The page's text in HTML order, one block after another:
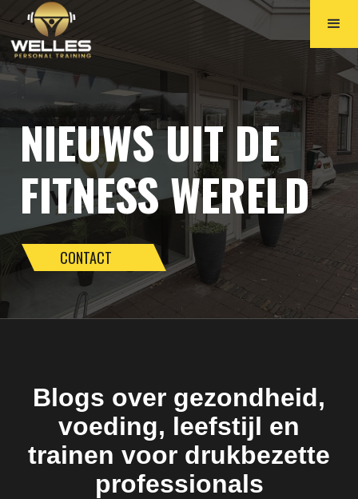
NIEUWS UIT DE
FITNESS WERELD
CONTACT
Blogs over gezondheid,
voeding, leefstijl en
trainen voor drukbezette
professionals